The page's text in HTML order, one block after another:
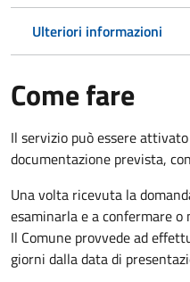
Ulteriori informazioni
Come fare
Il servizio può essere
documentazione prevista,
Una volta ricevuta la
esaminarla e a confermare
Il Comune provvede ad
giorni dalla data di